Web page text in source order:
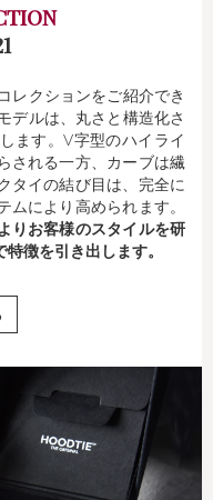
レクションをご紹介でき
デルは、丸さと構造化さ
ます。V字型のハイライ
される一方、カーブは繊
タイの結び目は、完全に
により高められます。
りお客様のスタイルを研
徴を引き出します。